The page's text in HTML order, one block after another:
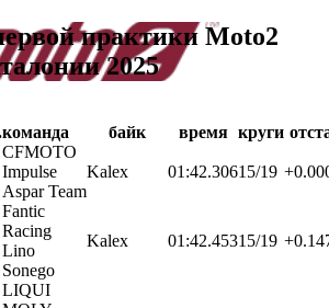
практики Moto2
2025
команда байк время круги
CFMOTO
Impulse
Aspar Team
Kalex 01:42.30615/19
Fantic
Racing
Lino
Sonego
Kalex 01:42.45315/19
LIQUI